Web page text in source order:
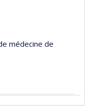
médecine de